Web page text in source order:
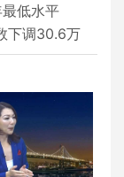
低水平
下调30.6万